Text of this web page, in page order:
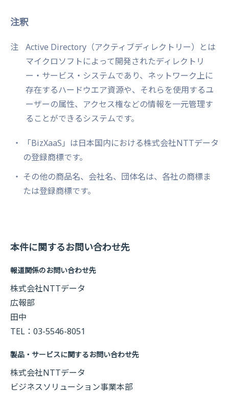
注釈
注
Active Directory（アクティブディレクトリー）とは
マイクロソフトによって開発されたディレクトリ
ー・サービス・システムであり、ネットワーク上に
存在するハードウエア資源や、それらを使用するユ
ーザーの属性、アクセス権などの情報を一元管理す
ることができるシステムです。
「BizXaaS」は日本国内における株式会社NTTデータ
の登録商標です。
その他の商品名、会社名、団体名は、各社の商標ま
たは登録商標です。
本件に関するお問い合わせ先
報道関係のお問い合わせ先
株式会社NTTデータ
広報部
田中
TEL：03-5546-8051
製品・サービスに関するお問い合わせ先
株式会社NTTデータ
ビジネスソリューション事業本部